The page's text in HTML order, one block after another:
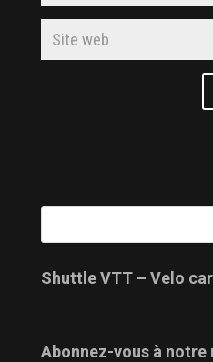
Shuttle VTT – Velo
Abonnez-vous à notre